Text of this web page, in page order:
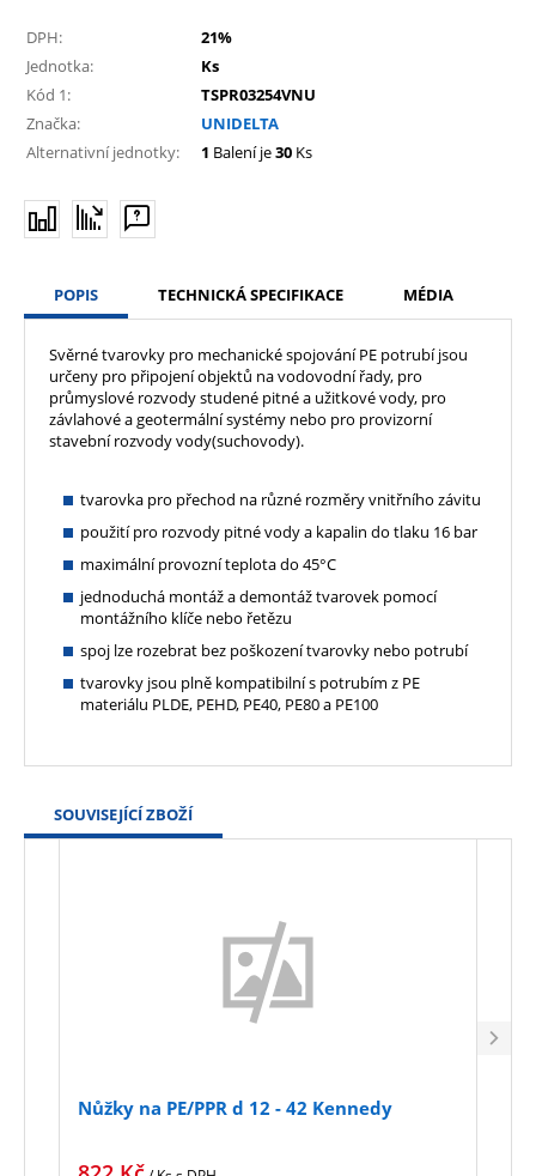
DPH:
21%
Jednotka:
Ks
Kód 1:
TSPR03254VNU
Značka:
UNIDELTA
Alternativní jednotky:
1 Balení je30 Ks
POPIS TECHNICKÁ SPECIFIKACE MÉDIA
Svěrné tvarovky pro mechanické spojování PE potrubí jsou
určeny pro připojení objektů na vodovodní řady, pro
průmyslové rozvody studené pitné a užitkové vody, pro
závlahové a geotermální systémy nebo pro provizorní
stavební rozvody vody(suchovody).
tvarovka pro přechod na různé rozměry vnitřního závitu
použití pro rozvody pitné vody a kapalin do tlaku 16 bar
maximální provozní teplota do 45°C
jednoduchá montáž a demontáž tvarovek pomocí
montážního klíče nebo řetězu
spoj lze rozebrat bez poškození tvarovky nebo potrubí
tvarovky jsou plně kompatibilní s potrubím z PE
materiálu PLDE, PEHD, PE40, PE80 a PE100
SOUVISEJÍCÍ ZBOŽÍ
Nůžky na PE/PPR d 12 - 42 Kennedy